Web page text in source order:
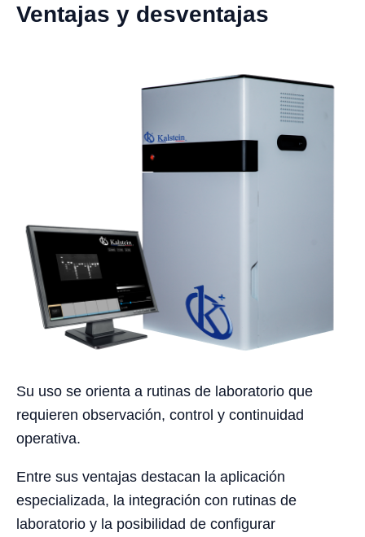
Ventajas y desventajas
Su uso se orienta a rutinas de laboratorio que
requieren observación, control y continuidad
operativa.
Entre sus ventajas destacan la aplicación
especializada, la integración con rutinas de
laboratorio y la posibilidad de configurar